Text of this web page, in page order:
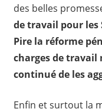
des belles
de travail pour les
Pire la réforme
charges de travail
continué de les
Enfin et surtout la